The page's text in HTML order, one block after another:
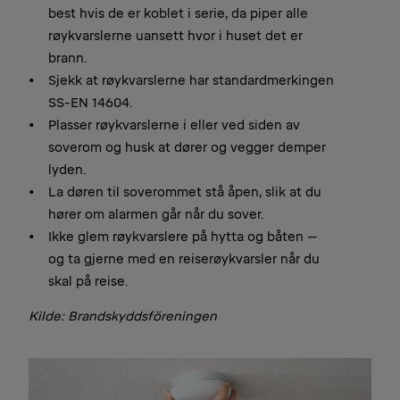
best hvis de er koblet i serie, da piper alle
røykvarslerne uansett hvor i huset det er
brann.
Sjekk at røykvarslerne har standardmerkingen
SS-EN 14604.
Plasser røykvarslerne i eller ved siden av
soverom og husk at dører og vegger demper
lyden.
La døren til soverommet stå åpen, slik at du
hører om alarmen går når du sover.
Ikke glem røykvarslere på hytta og båten –
og ta gjerne med en reiserøykvarsler når du
skal på reise.
Kilde: Brandskyddsföreningen